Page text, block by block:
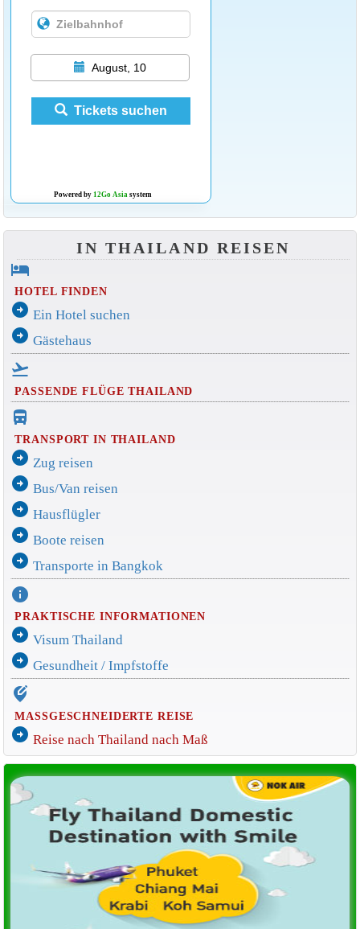
August, 10
Tickets suchen
Powered by 12Go Asiasystem
IN THAILAND REISEN
hotel
HOTEL FINDEN
arrow_circle_right Ein Hotel suchen
arrow_circle_right Gästehaus
flight_takeoff
PASSENDE FLÜGE THAILAND
directions_bus_filled
TRANSPORT IN THAILAND
arrow_circle_right Zug reisen
arrow_circle_right Bus/Van reisen
arrow_circle_right Hausflügler
arrow_circle_right Boote reisen
arrow_circle_right Transporte in Bangkok
info
PRAKTISCHE INFORMATIONEN
arrow_circle_right Visum Thailand
arrow_circle_right Gesundheit / Impfstoffe
edit_location_alt
MASSGESCHNEIDERTE REISE
arrow_circle_right Reise nach Thailand nach Maß